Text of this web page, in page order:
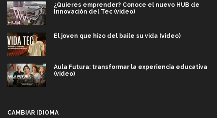
¿Quieres emprender? Conoce el nuevo HUB de
Innovación del Tec (video)
El joven que hizo del baile su vida (video)
Aula Futura: transformar la experiencia educativa
(video)
CAMBIAR IDIOMA